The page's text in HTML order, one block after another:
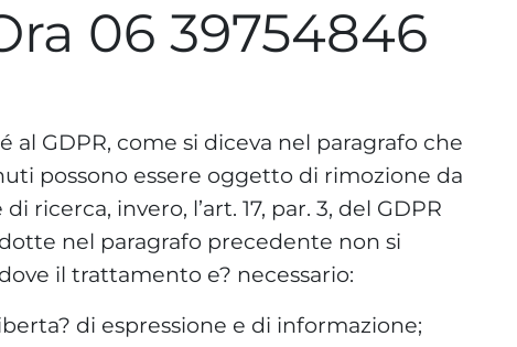
06 39754846
al GDPR, come si diceva nel paragrafo che
possono essere oggetto di rimozione da
ricerca, invero, l’art. 17, par. 3, del GDPR
nel paragrafo precedente non si
il trattamento e? necessario:
di espressione e di informazione;